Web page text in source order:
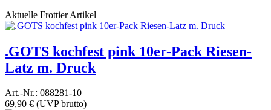
Aktuelle Frottier Artikel
.GOTS kochfest pink 10er-Pack Riesen-
Latz m. Druck
Art.-Nr.: 088281-10
69,90 € (UVP brutto)